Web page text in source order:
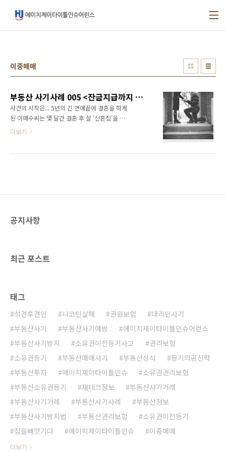
이중매매
부동산 사기사례 005 <잔금지급까지 했는데 왜 집을?>
사건의 시작은... 5년의 긴 연애끝에 결혼을 하게
된 이매수씨는 몇 달간 결혼 후 살 '신혼집'을 찾
아다녔습니다. 가격이 맞으면 왠지 허름해보였
료하였습니다. ​ 그.런.데 ​ 잔금을 지불한 바로 그
로 바뀌었고, 그에 ..
더보기
공지사항
최근 포스트
태그
성견후견인 니코틴살해 권원보험
대리인사기
부동산사기
부동산사기예방
에이치제이타이틀인슈어런스
부동산사기방지
소유권이전등기사고
권리보험
소유권등기
부동산매매사기 부동산상식
등기의공신력
부동산투자
애이치제이타이틀인슈
소유권권리보험
부동산소유권등기
재테크정보
부동산사기거래
부동산사기거레
부동산사기사례
부동산정보
부동산사기방지법
부동산권리보험
소유권이전등기
집을빼앗기다
에이치제이타이틀인슈 이중매매
더보기